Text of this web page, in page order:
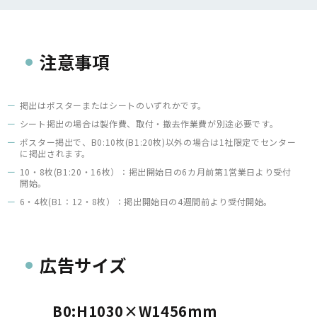
注意事項
掲出はポスターまたはシートのいずれかです。
シート掲出の場合は製作費、取付・撤去作業費が別途必要です。
ポスター掲出で、B0:10枚(B1:20枚)以外の場合は1社限定でセンター
に掲出されます。
10・8枚(B1:20・16枚）：掲出開始日の6カ月前第1営業日より受付
開始。
6・4枚(B1：12・8枚）：掲出開始日の4週間前より受付開始。
広告サイズ
B0:H1030×W1456mm